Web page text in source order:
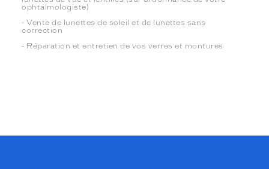
ophtalmologiste)
- Vente de lunettes de soleil et de lunettes sans
correction
- Réparation et entretien de vos verres et montures